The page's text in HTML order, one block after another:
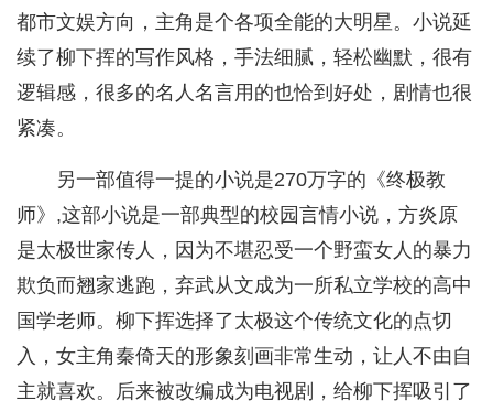
都市文娱方向，主角是个各项全能的大明星。小说延
续了柳下挥的写作风格，手法细腻，轻松幽默，很有
逻辑感，很多的名人名言用的也恰到好处，剧情也很
紧凑。
另一部值得一提的小说是270万字的《终极教
师》,这部小说是一部典型的校园言情小说，方炎原
是太极世家传人，因为不堪忍受一个野蛮女人的暴力
欺负而翘家逃跑，弃武从文成为一所私立学校的高中
国学老师。柳下挥选择了太极这个传统文化的点切
入，女主角秦倚天的形象刻画非常生动，让人不由自
主就喜欢。后来被改编成为电视剧，给柳下挥吸引了